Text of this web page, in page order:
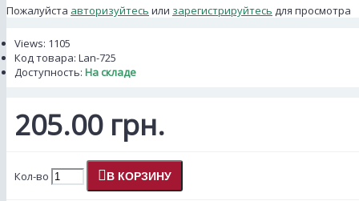
Пожалуйста авторизуйтесь или зарегистрируйтесь для просмотра
Views: 1105
Код товара: Lan-725
Доступность: На складе
205.00 грн.
Кол-во В КОРЗИНУ